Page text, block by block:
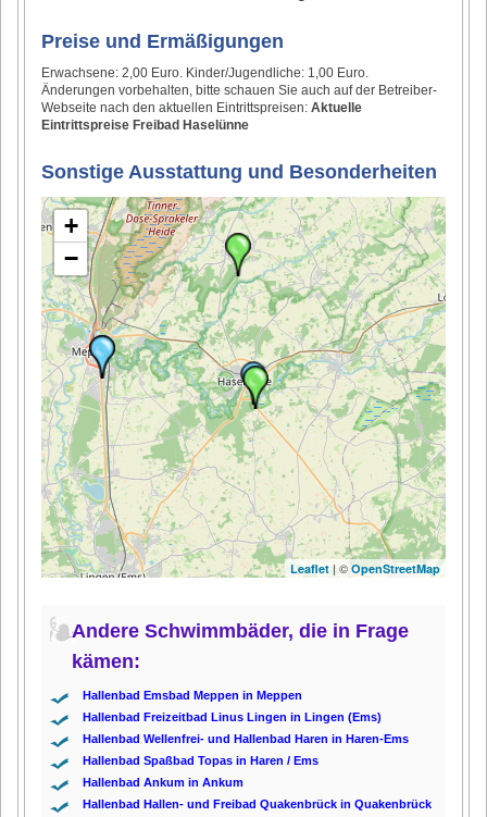
Preise und Ermäßigungen
Erwachsene: 2,00 Euro. Kinder/Jugendliche: 1,00 Euro.
Änderungen vorbehalten, bitte schauen Sie auch auf der Betreiber-
Webseite nach den aktuellen Eintrittspreisen:Aktuelle
Eintrittspreise Freibad Haselünne
Sonstige Ausstattung und Besonderheiten
+
−
Leaflet| © OpenStreetMap
Andere Schwimmbäder, die in Frage
kämen:
Hallenbad Emsbad Meppen in Meppen
Hallenbad Freizeitbad Linus Lingen in Lingen (Ems)
Hallenbad Wellenfrei- und Hallenbad Haren in Haren-Ems
Hallenbad Spaßbad Topas in Haren / Ems
Hallenbad Ankum in Ankum
Hallenbad Hallen- und Freibad Quakenbrück in Quakenbrück